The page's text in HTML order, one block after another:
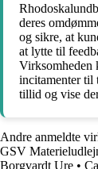
deres
og sikre, at
at lytte til
Virksomheden
incitamenter til
tillid og vise
Andre anmeldte
GSV
Borgvardt Ure •